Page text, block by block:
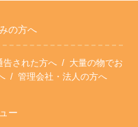
の方へ
告された方へ
大量の物でお
管理会社・法人の方へ
ー